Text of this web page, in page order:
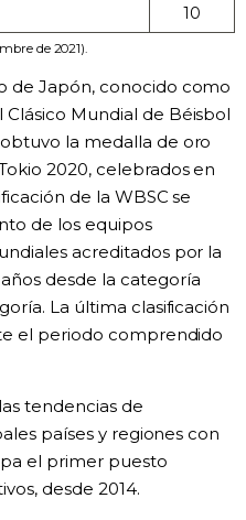
10
de 2021).
de Japón, conocido como
Mundial de Béisbol
la medalla de oro
2020, celebrados en
de la WBSC se
de los equipos
acreditados por la
desde la categoría
La última clasificación
el periodo comprendido
tendencias de
países y regiones con
el primer puesto
desde 2014.